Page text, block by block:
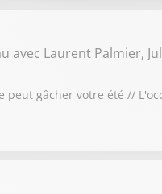
avec Laurent Palmier,
gâcher votre été //